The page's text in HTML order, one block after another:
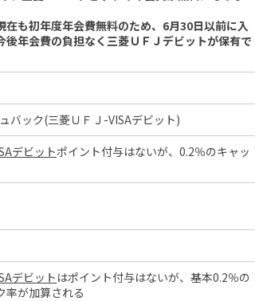
在も初年度年会費無料のため、6月30日以前に入
後年会費の負担なく三菱ＵＦＪデビットが保有で
バック(三菱ＵＦＪ-VISAデビット)
デビットポイント付与はないが、0.2％のキャッ
デビット はポイント付与はないが、基本0.2％の
率が加算される